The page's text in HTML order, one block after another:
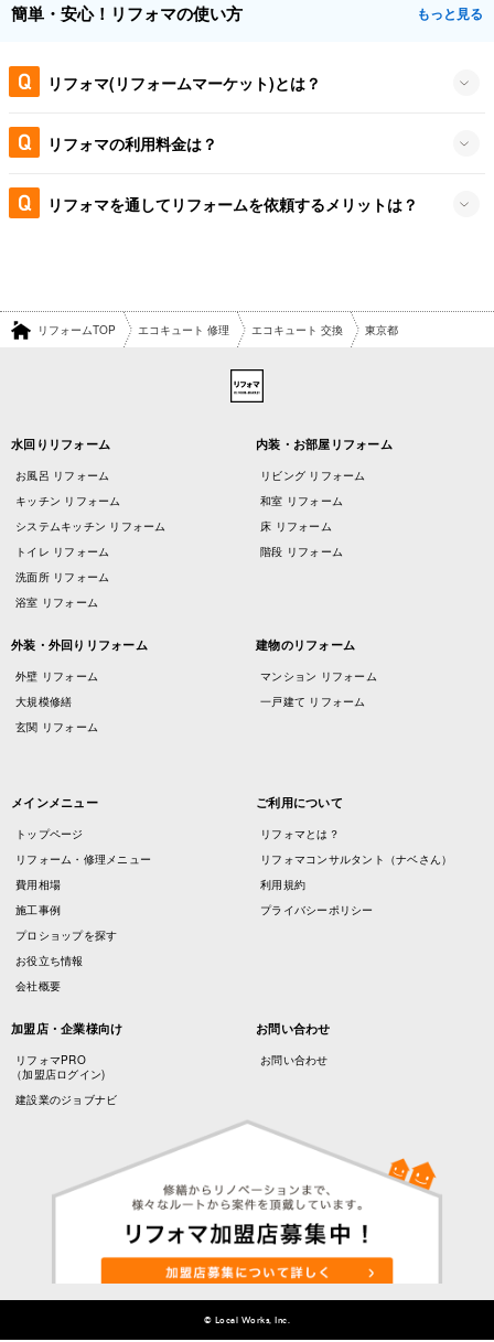
簡単・安心！リフォマの使い方 もっと見る
リフォマ(リフォームマーケット)とは？
リフォマの利用料金は？
リフォマを通してリフォームを依頼するメリットは？
リフォームTOP エコキュート 修理 エコキュート 交換 東京都
水回りリフォーム
お風呂 リフォーム
キッチン リフォーム
システムキッチン リフォーム
トイレ リフォーム
洗面所 リフォーム
浴室 リフォーム
内装・お部屋リフォーム
リビング リフォーム
和室 リフォーム
床 リフォーム
階段 リフォーム
外装・外回りリフォーム
外壁 リフォーム
大規模修繕
玄関 リフォーム
建物のリフォーム
マンション リフォーム
一戸建て リフォーム
メインメニュー
トップページ
リフォーム・修理メニュー
費用相場
施工事例
プロショップを探す
お役立ち情報
会社概要
ご利用について
リフォマとは？
リフォマコンサルタント（ナベさん）
利用規約
プライバシーポリシー
加盟店・企業様向け
リフォマPRO
（加盟店ログイン)
建設業のジョブナビ
お問い合わせ
お問い合わせ
© Local Works, Inc.